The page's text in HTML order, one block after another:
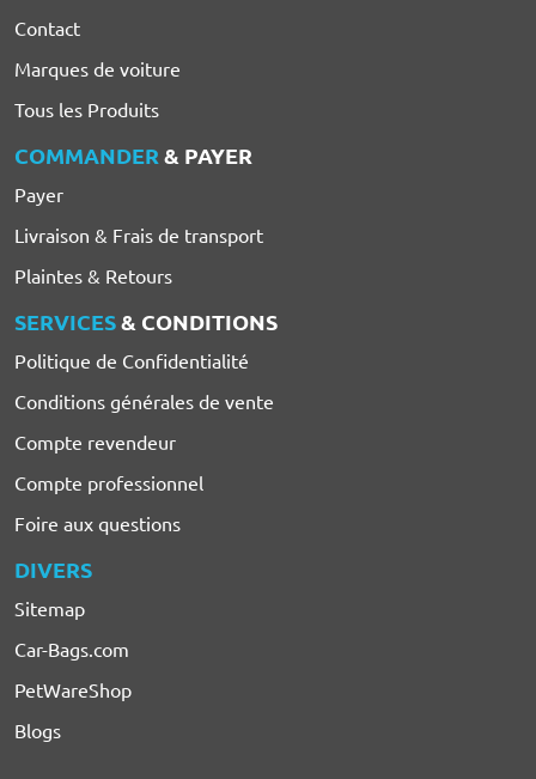
Contact
Marques de voiture
Tous les Produits
COMMANDER & PAYER
Payer
Livraison & Frais de transport
Plaintes & Retours
SERVICES& CONDITIONS
Politique de Confidentialité
Conditions générales de vente
Compte revendeur
Compte professionnel
Foire aux questions
DIVERS
Sitemap
Car-Bags.com
PetWareShop
Blogs